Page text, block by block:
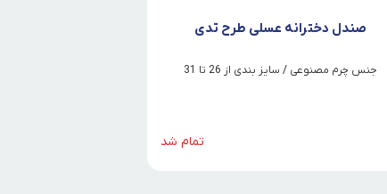
صندل دخترانه عسلی طرح تدی
جنس چرم مصنوعی / سایز بندی از 26 تا 31
تمام شد